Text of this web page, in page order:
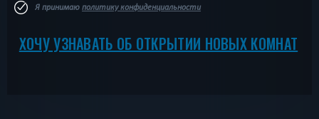
Я принимаю политику конфиденциальности
ХОЧУ УЗНАВАТЬ ОБ ОТКРЫТИИ НОВЫХ КОМНАТ